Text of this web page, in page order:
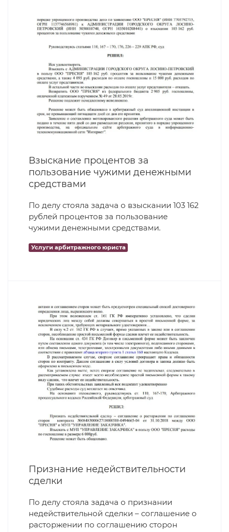
Взыскание процентов за
пользование чужими денежными
средствами
По делу стояла задача о взыскании 103 162
рублей процентов за пользование
чужими денежными средствами.
Услуги арбитражного юриста
Признание недействительности
сделки
По делу стояла задача о признании
недействительной сделки – соглашение о
расторжении по соглашению сторон